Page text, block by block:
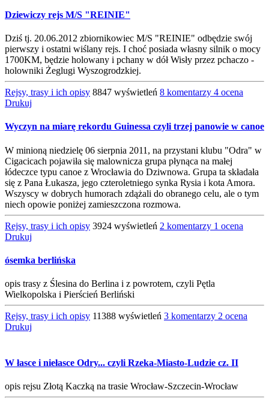
Dziewiczy rejs M/S "REINIE"
Dziś tj. 20.06.2012 zbiornikowiec M/S "REINIE" odbędzie swój
pierwszy i ostatni wiślany rejs. I choć posiada własny silnik o mocy
1700KM, będzie holowany i pchany w dół Wisły przez pchaczo -
holowniki Żeglugi Wyszogrodzkiej.
Rejsy, trasy i ich opisy 8847 wyświetleń 8 komentarzy 4 ocena
Drukuj
Wyczyn na miarę rekordu Guinessa czyli trzej panowie w canoe
W minioną niedzielę 06 sierpnia 2011, na przystani klubu "Odra" w
Cigacicach pojawiła się malownicza grupa płynąca na małej
łódeczce typu canoe z Wrocławia do Dziwnowa. Grupa ta składała
się z Pana Łukasza, jego czteroletniego synka Rysia i kota Amora.
Wszyscy w dobrych humorach zdążali do obranego celu, ale o tym
niech opowie poniżej zamieszczona rozmowa.
Rejsy, trasy i ich opisy 3924 wyświetleń 2 komentarzy 1 ocena
Drukuj
ósemka berlińska
opis trasy z Ślesina do Berlina i z powrotem, czyli Pętla
Wielkopolska i Pierścień Berliński
Rejsy, trasy i ich opisy 11388 wyświetleń 3 komentarzy 2 ocena
Drukuj
W łasce i niełasce Odry... czyli Rzeka-Miasto-Ludzie cz. II
opis rejsu Złotą Kaczką na trasie Wrocław-Szczecin-Wrocław